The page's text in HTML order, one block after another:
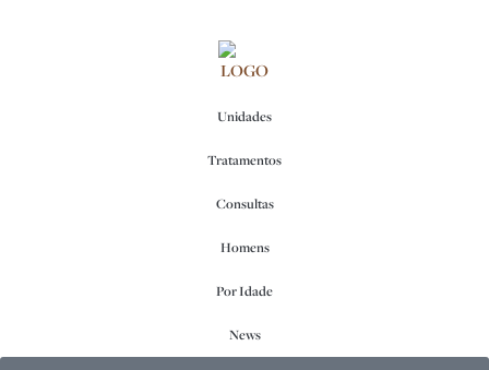
Unidades
Tratamentos
Consultas
Homens
Por Idade
News